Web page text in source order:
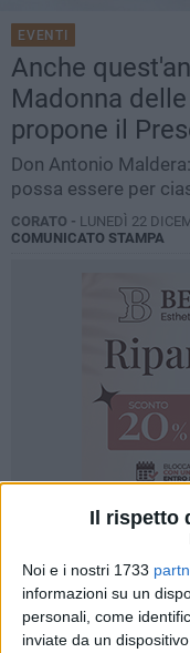
Il rispetto
Noi e i nostri 1733
informazioni su un
personali, come
inviate da un
EVENTI
Anche
Madonna
propone il
Don Antonio
possa essere per
CORATO - LUNEDÌ 22
COMUNICATO STAMPA
56